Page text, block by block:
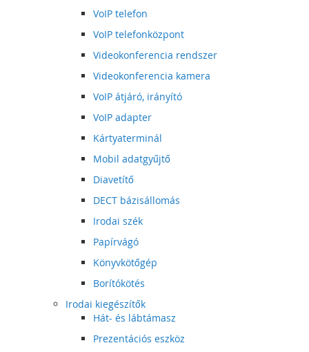
VoIP telefon
VoIP telefonközpont
Videokonferencia rendszer
Videokonferencia kamera
VoIP átjáró, irányító
VoIP adapter
Kártyaterminál
Mobil adatgyűjtő
Diavetítő
DECT bázisállomás
Irodai szék
Papírvágó
Könyvkötőgép
Borítókötés
Irodai kiegészítők
Hát- és lábtámasz
Prezentációs eszköz